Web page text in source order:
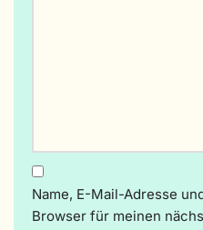
Name, E-Mail-Adresse
Browser für meinen